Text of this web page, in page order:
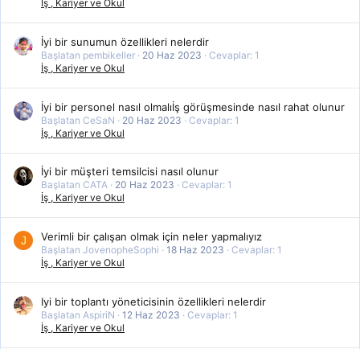
İş , Kariyer ve Okul
İyi bir sunumun özellikleri nelerdir
Başlatan pembikeller 20 Haz 2023
Cevaplar: 1
İş , Kariyer ve Okul
İyi bir personel nasıl olmalıİş görüşmesinde nasıl rahat olunur
Başlatan CeSaN 20 Haz 2023
Cevaplar: 1
İş , Kariyer ve Okul
İyi bir müşteri temsilcisi nasıl olunur
Başlatan CATA 20 Haz 2023
Cevaplar: 1
İş , Kariyer ve Okul
J Verimli bir çalışan olmak için neler yapmalıyız
Başlatan JovenopheSophi 18 Haz 2023
Cevaplar: 1
İş , Kariyer ve Okul
Iyi bir toplantı yöneticisinin özellikleri nelerdir
Başlatan AspiriN 12 Haz 2023
Cevaplar: 1
İş , Kariyer ve Okul